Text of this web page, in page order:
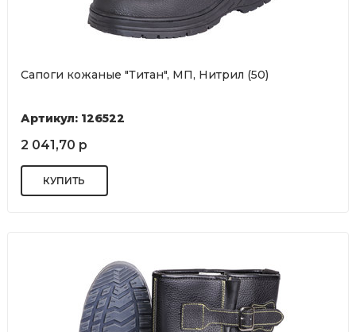
Сапоги кожаные "Титан", МП, Нитрил (50)
Артикул: 126522
2 041,70 р